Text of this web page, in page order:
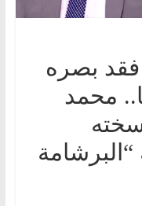
فقد بصره
محمد
“البرشامة